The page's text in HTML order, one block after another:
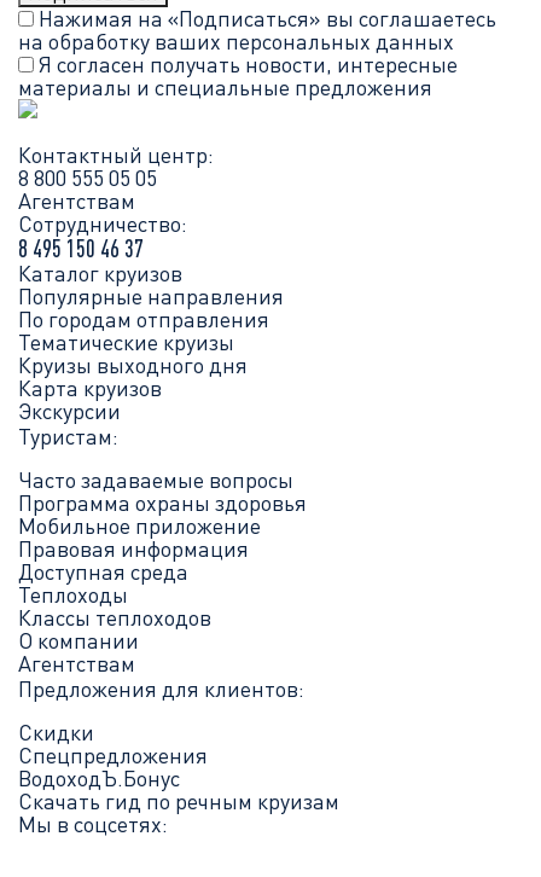
Нажимая на «Подписаться» вы соглашаетесь
на обработку ваших персональных данных
Я согласен получать новости, интересные
материалы и специальные предложения
Контактный центр:
8 800 555 05 05
Агентствам
Сотрудничество:
8 495 150 46 37
Каталог круизов
Популярные направления
По городам отправления
Тематические круизы
Круизы выходного дня
Карта круизов
Экскурсии
Туристам:
Часто задаваемые вопросы
Программа охраны здоровья
Мобильное приложение
Правовая информация
Доступная среда
Теплоходы
Классы теплоходов
О компании
Агентствам
Предложения для клиентов:
Скидки
Спецпредложения
ВодоходЪ.Бонус
Скачать гид по речным круизам
Мы в соцсетях: